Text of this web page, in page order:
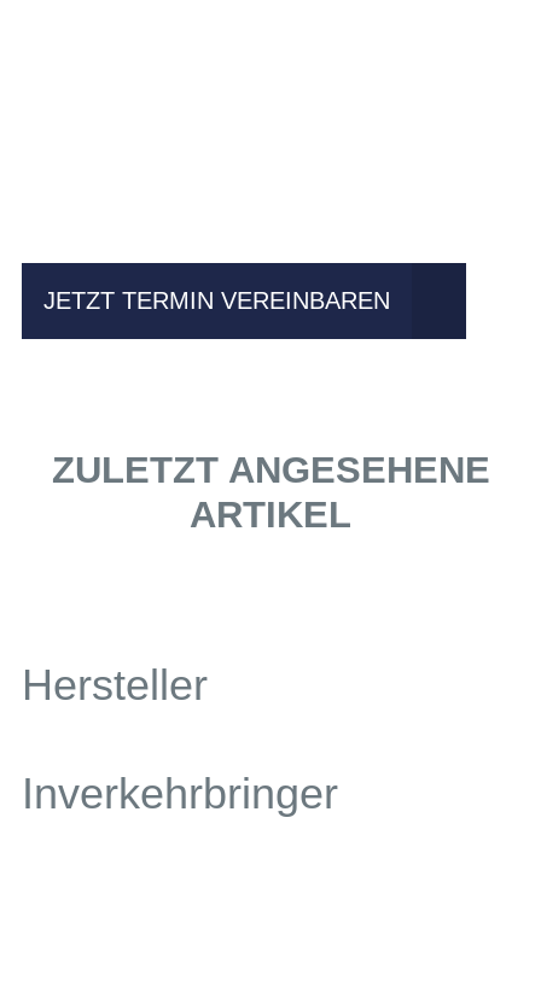
JETZT TERMIN VEREINBAREN
ZULETZT ANGESEHENE
ARTIKEL
Hersteller
Inverkehrbringer